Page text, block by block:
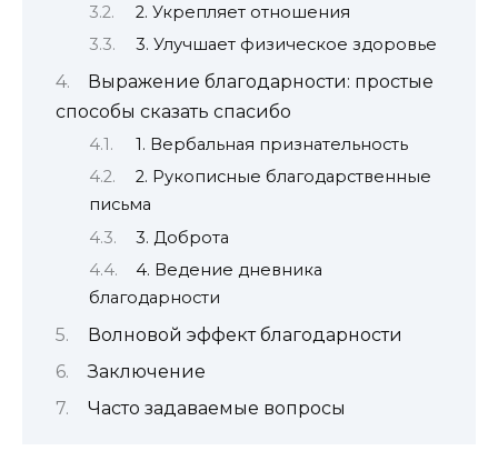
2. Укрепляет отношения
3. Улучшает физическое здоровье
Выражение благодарности: простые
способы сказать спасибо
1. Вербальная признательность
2. Рукописные благодарственные
письма
3. Доброта
4. Ведение дневника
благодарности
Волновой эффект благодарности
Заключение
Часто задаваемые вопросы